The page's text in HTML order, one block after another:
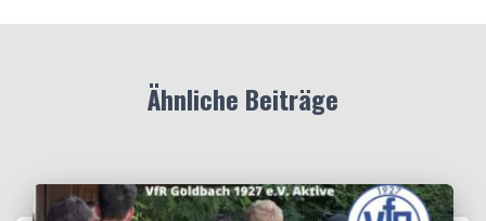
Ähnliche Beiträge